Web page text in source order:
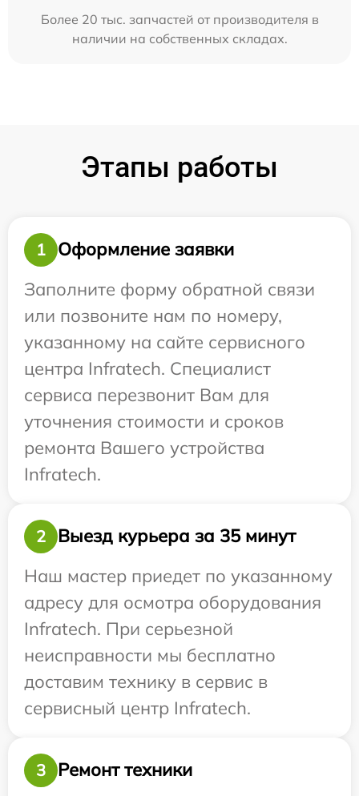
Более 20 тыс. запчастей от производителя в
наличии на собственных складах.
Этапы работы
1
Оформление заявки
Заполните форму обратной связи
или позвоните нам по номеру,
указанному на сайте сервисного
центра Infratech. Специалист
сервиса перезвонит Вам для
уточнения стоимости и сроков
ремонта Вашего устройства
Infratech.
2
Выезд курьера за 35 минут
Наш мастер приедет по указанному
адресу для осмотра оборудования
Infratech. При серьезной
неисправности мы бесплатно
доставим технику в сервис в
сервисный центр Infratech.
3 Ремонт техники